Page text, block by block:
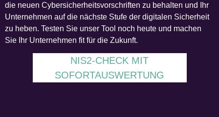
die neuen Cybersicherheitsvorschriften zu behalten und Ihr
Unternehmen auf die nächste Stufe der digitalen Sicherheit
zu heben. Testen Sie unser Tool noch heute und machen
Sie Ihr Unternehmen fit für die Zukunft.
NIS2-CHECK MIT
SOFORTAUSWERTUNG